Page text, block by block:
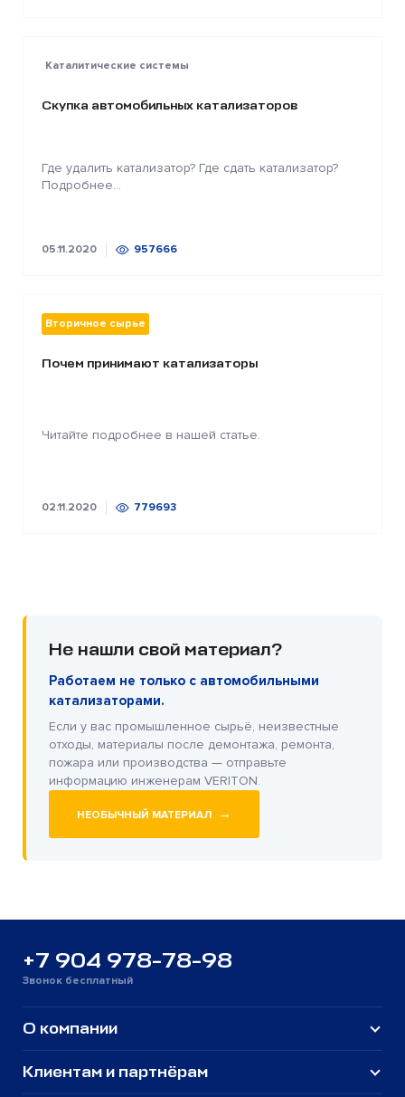
Каталитические системы
Скупка автомобильных катализаторов
Где удалить катализатор? Где сдать катализатор?
Подробнее...
05.11.2020 957666
Вторичное сырье
Почем принимают катализаторы
Читайте подробнее в нашей статье.
02.11.2020 779693
Не нашли свой материал?
Работаем не только с автомобильными
катализаторами.
Если у вас промышленное сырьё, неизвестные
отходы, материалы после демонтажа, ремонта,
пожара или производства — отправьте
информацию инженерам VERITON.
НЕОБЫЧНЫЙ МАТЕРИАЛ →
+7 904 978-78-98
Звонок бесплатный
О компании
Клиентам и партнёрам